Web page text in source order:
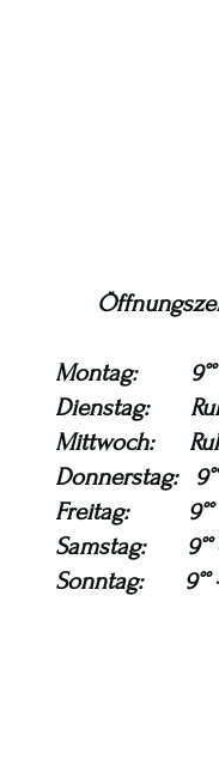
Montag: 9°° -
Dienstag:
Mittwoch:
Donnerstag: 9°°
Freitag: 9°° -
Samstag: 9°° -
Sonntag: 9°° -